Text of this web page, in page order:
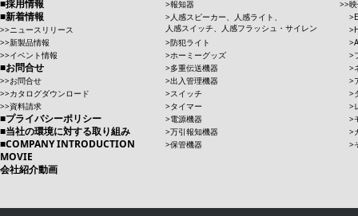
採用情報
新着情報
ニュースリリース
新製品情報
イベント情報
お問合せ
お問合せ
カタログダウンロード
資料請求
プライバシーポリシー
当社の環境に対する取り組み
COMPANY INTRODUCTION
MOVIE
会社紹介動画
報知器
人感スピーカー、人感ライト、
人感スイッチ、人感フラッシュ・サイレン
防犯ライト
ホーミーグッズ
多重伝送機器
出入管理機器
スイッチ
タイマー
電源機器
万引報知機器
保管機器